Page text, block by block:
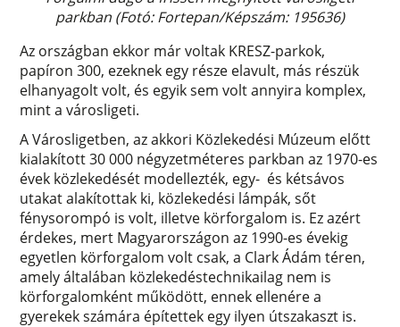
parkban (Fotó: Fortepan/Képszám: 195636)
Az országban ekkor már voltak KRESZ-parkok,
papíron 300, ezeknek egy része elavult, más részük
elhanyagolt volt, és egyik sem volt annyira komplex,
mint a városligeti.
A Városligetben, az akkori Közlekedési Múzeum előtt
kialakított 30 000 négyzetméteres parkban az 1970-es
évek közlekedését modellezték, egy- és kétsávos
utakat alakítottak ki, közlekedési lámpák, sőt
fénysorompó is volt, illetve körforgalom is. Ez azért
érdekes, mert Magyarországon az 1990-es évekig
egyetlen körforgalom volt csak, a Clark Ádám téren,
amely általában közlekedéstechnikailag nem is
körforgalomként működött, ennek ellenére a
gyerekek számára építettek egy ilyen útszakaszt is.